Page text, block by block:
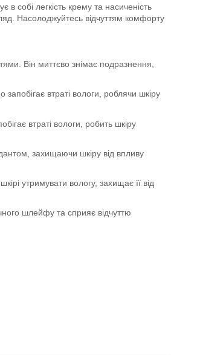
собі легкість крему та насиченість
Насолоджуйтесь відчуттям комфорту
Він миттєво знімає подразнення,
втраті вологи, роблячи шкіру
втраті вологи, робить шкіру
захищаючи шкіру від впливу
утримувати вологу, захищає її від
шлейфу та сприяє відчуттю